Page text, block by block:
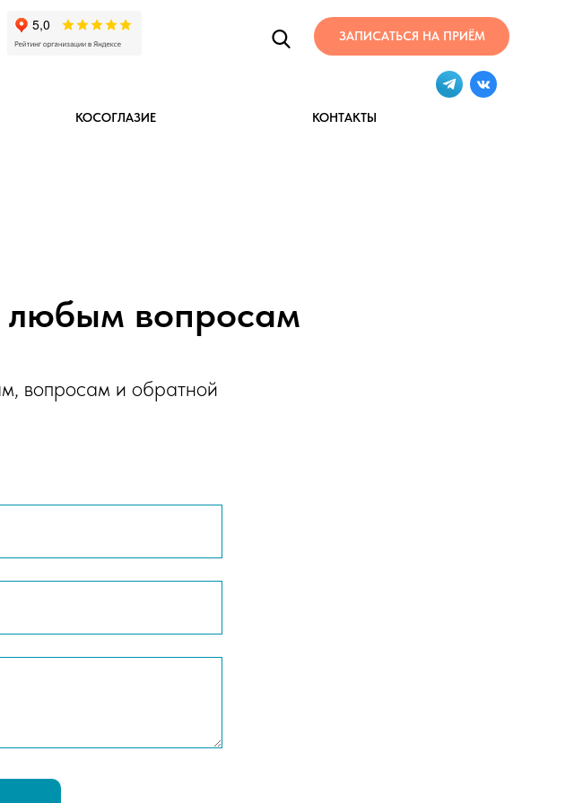
ЗАПИСАТЬСЯ НА ПРИЁМ
КОНТАКТЫ
КОСОГЛАЗИЕ
любым вопросам
вопросам и обратной